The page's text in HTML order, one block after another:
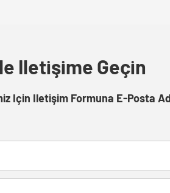
Iletişime Geçin
Iletişim Formuna E-Posta